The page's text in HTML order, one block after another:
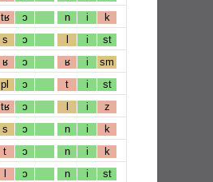
tʁ ɔ n i k
s ɔ l i st
ʁ ɔ ʁ i sm
pl ɔ t i st
tʁ ɔ l i z
s ɔ n i k
t ɔ n i k
l ɔ n i st